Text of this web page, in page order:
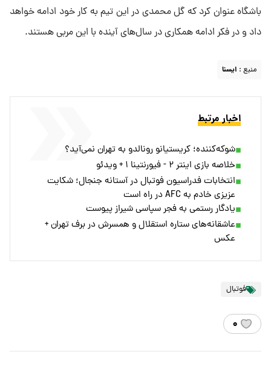
باشگاه عنوان کرد که گل محمدی در این تیم به کار خود ادامه خواهد
داد و در فکر ادامه همکاری در سال‌های آینده با این مربی هستند.
منبع : ايسنا
اخبار مرتبط
شوکه‌کننده؛ کریستیانو رونالدو به تهران نمی‌آید؟
خلاصه بازی اینتر ۲ - فیورنتینا ۱ + ویدئو
انتخابات فدراسیون فوتبال در آستانه جنجال؛ شکایت
عزیزی خادم به AFC در راه است
یادگار رستمی به فجر سپاسی شیراز پیوست
عاشقانه‌های ستاره استقلال و همسرش در برف تهران +
عکس
فوتبال
۰